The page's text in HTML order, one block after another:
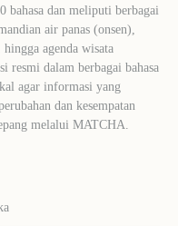
bahasa dan meliputi berbagai
air panas (onsen),
agenda wisata
resmi dalam berbagai bahasa
agar informasi yang
dan kesempatan
melalui MATCHA.